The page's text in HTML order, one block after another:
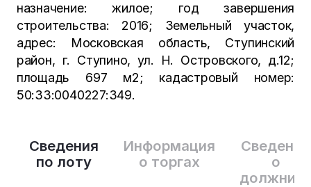
Сведения
по лоту
Информация
о торгах
Сведения
о
назначение: жилое; год завершения
строительства: 2016; Земельный участок,
адрес: Московская область, Ступинский
район, г. Ступино, ул. Н. Островского, д.12;
площадь 697 м2; кадастровый номер:
50:33:0040227:349.